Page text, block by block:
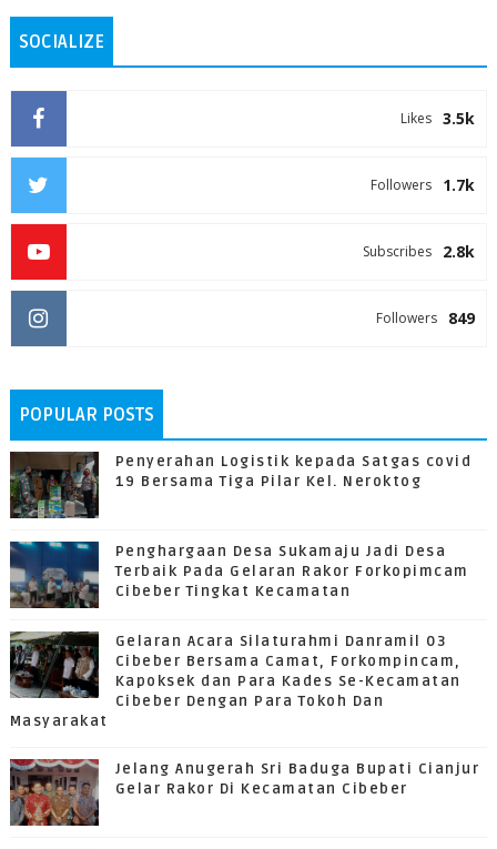
SOCIALIZE
3.5k
Likes
1.7k
Followers
2.8k
Subscribes
849
Followers
POPULAR POSTS
Penyerahan Logistik kepada Satgas covid
19 Bersama Tiga Pilar Kel. Neroktog
Penghargaan Desa Sukamaju Jadi Desa
Terbaik Pada Gelaran Rakor Forkopimcam
Cibeber Tingkat Kecamatan
Gelaran Acara Silaturahmi Danramil 03
Cibeber Bersama Camat, Forkompincam,
Kapoksek dan Para Kades Se-Kecamatan
Cibeber Dengan Para Tokoh Dan
Masyarakat
Jelang Anugerah Sri Baduga Bupati Cianjur
Gelar Rakor Di Kecamatan Cibeber